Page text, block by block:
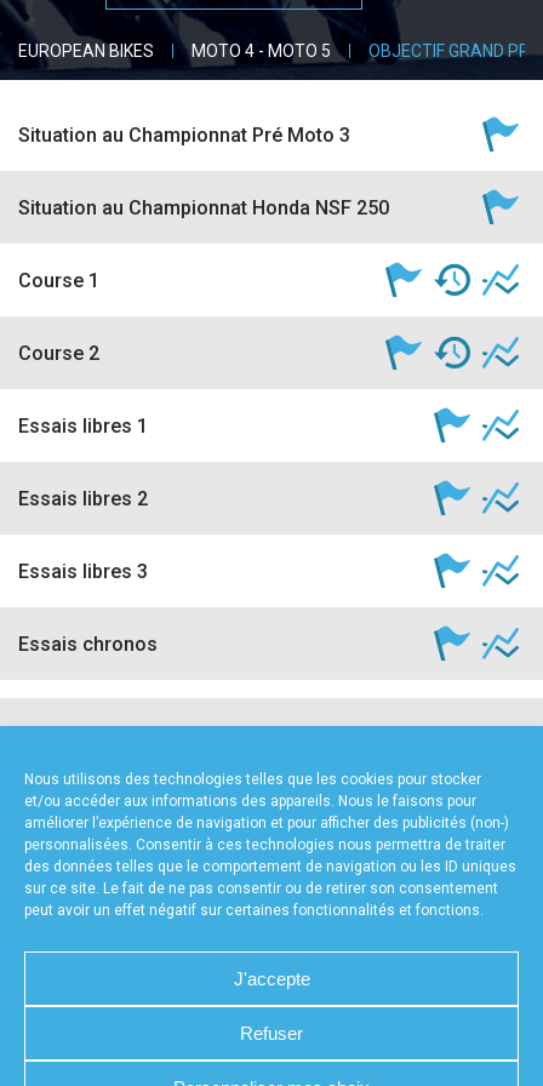
Nous utilisons des technologies telles que les cookies pour stocker
et/ou accéder aux informations des appareils. Nous le faisons pour
améliorer l’expérience de navigation et pour afficher des publicités (non-)
personnalisées. Consentir à ces technologies nous permettra de traiter
des données telles que le comportement de navigation ou les ID uniques
sur ce site. Le fait de ne pas consentir ou de retirer son consentement
peut avoir un effet négatif sur certaines fonctionnalités et fonctions.
J'accepte
Refuser
accéder à la billetterie
EUROPEAN BIKES MOTO 4 - MOTO 5 OBJECTIF GRAND PRIX
Situation au Championnat Pré Moto 3
Situation au Championnat Honda NSF 250
Course 1
Course 2
Essais libres 1
Essais libres 2
Essais libres 3
Essais chronos